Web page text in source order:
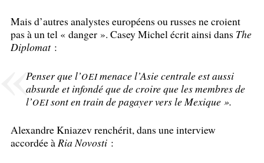
Mais d’autres analystes européens ou russes ne croient
pas à un tel « danger ». Casey Michel écrit ainsi dans The
Diplomat:
Penser que l’OEImenace l’Asie centrale est aussi
absurde et infondé que de croire que les membres de
l’OEIsont en train de pagayer vers le Mexique ».
Alexandre Kniazev renchérit, dans une interview
accordée àRia Novosti: